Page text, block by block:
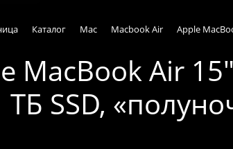
Каталог Mac Macbook Air Apple
MacBook Air
ТБ SSD,